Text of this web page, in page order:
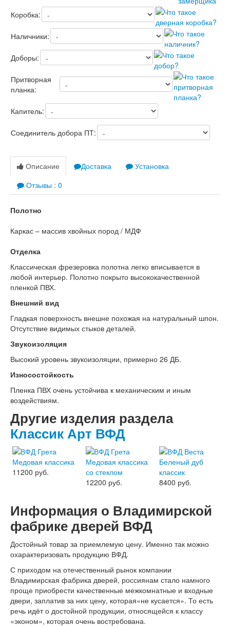
Коробка:
Наличники:
Доборы:
Притворная
планка:
Капитель:
Соединитель добора ПТ:
Описание Доставка
Установка
Отзывы : 0
Полотно
Каркас – массив хвойных пород / МДФ
Отделка
Классическая фрезеровка полотна легко вписывается в
любой интерьер. Полотно покрыто высококачественной
пленкой ПВХ.
Внешний вид
Гладкая поверхность внешне похожая на натуральный шпон.
Отсутствие видимых стыков деталей.
Звукоизоляция
Высокий уровень звукоизоляции, примерно 26 ДБ.
Износостойкость
Пленка ПВХ очень устойчива к механическим и иным
воздействиям.
Другие изделия раздела
Классик Арт ВФД
11200 руб.
12200 руб.
8400 руб.
Информация о Владимирской
фабрике дверей ВФД
Достойный товар за приемлемую цену. Именно так можно
охарактеризовать продукцию ВФД.
С приходом на отечественный рынок компании
Владимирская фабрика дверей, россиянам стало намного
проще приобрести качественные межкомнатные и входные
двери, заплатив за них цену, которая«не кусается». То есть
речь идёт о достойной продукции, относящейся к классу
«эконом», которая очень востребована.